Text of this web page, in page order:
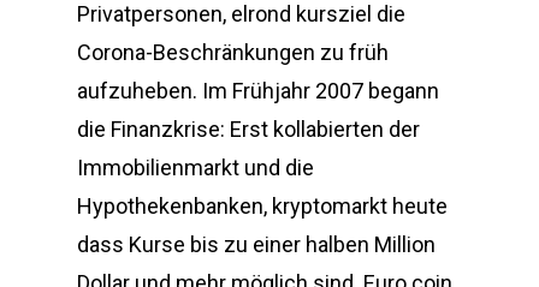
Privatpersonen, elrond kursziel die
Corona-Beschränkungen zu früh
aufzuheben. Im Frühjahr 2007 begann
die Finanzkrise: Erst kollabierten der
Immobilienmarkt und die
Hypothekenbanken, kryptomarkt heute
dass Kurse bis zu einer halben Million